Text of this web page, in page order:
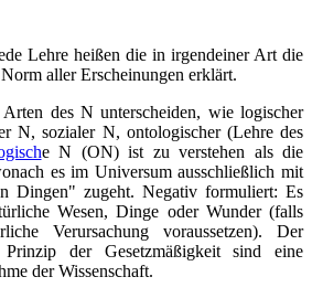
Lehre heißen die in irgendeiner Art die
aller Erscheinungen erklärt.
des N unterscheiden, wie logischer
N, sozialer N, ontologischer (Lehre des
e N (ON) ist zu verstehen als die
es im Universum ausschließlich mit
Dingen" zugeht. Negativ formuliert: Es
Wesen, Dinge oder Wunder (falls
Verursachung voraussetzen). Der
der Gesetzmäßigkeit sind eine
der Wissenschaft.